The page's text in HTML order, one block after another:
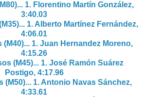
1. Florentino Martín González,
3:40.03
1. Alberto Martínez Fernández,
4:06.01
1. Juan Hernandez Moreno,
4:15.26
(M45)... 1. José Ramón Suárez
Postigo, 4:17.96
(M50)... 1. Antonio Navas Sánchez,
4:33.61